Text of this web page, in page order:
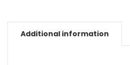
Additional information